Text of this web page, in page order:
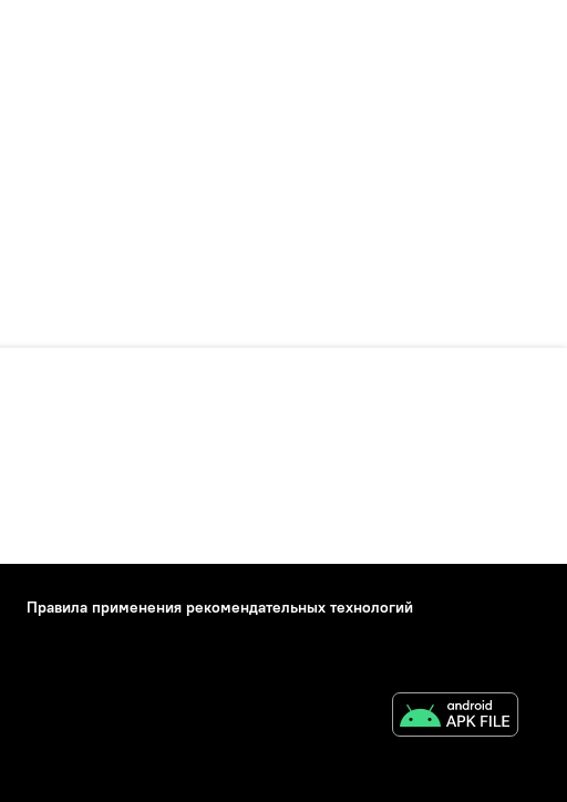
Правила применения рекомендательных технологий